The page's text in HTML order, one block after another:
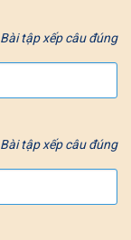
Bài tập xếp câu đúng
Bài tập xếp câu đúng